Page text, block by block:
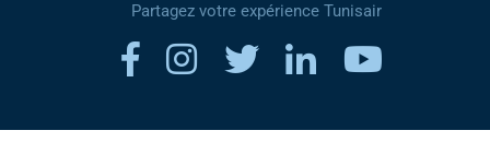
Partagez votre expérience Tunisair